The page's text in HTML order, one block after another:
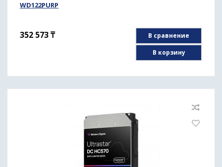
WD122PURP
352 573₸
В сравнение
В корзину